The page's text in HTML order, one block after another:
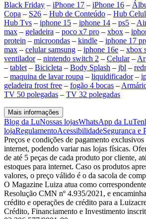
Black Friday – iPhone 17 – iPhone 16 –
Copa – S26 – Hub de Conteúdo – Hub
Hub Tvs – iphone 15 – iphone 14 – ps5 –
max – geladeira – poco x7 pro – xbox –
protein – microondas – kindle – iphone 17
max – celular samsung – iphone 16e – xbox
ventilador– nintendo switch 2 – Celular–
– tablet – Bicicleta – Body Splash – jbl –
– maquina de lavar roupa – liquidificador–
geladeira frost free – fogão 4 bocas –
TV 50 polegadas – TV 32 polegadas
Mais informações
Blog da LuNossas lojasWhatsApp da Lu
lojaRegulamentoAcessibilidadeSegurança e
Preços e condições de pagamento
internet, podendo variar nas lojas físicas.
de até 5 peças de cada produto por cliente,
estoques para internet. Caso os produtos
valores, o preço válido é o da sacola de
O Magazine Luiza atua como
Resolução CMN nº 4.935/2021, e
crédito e operações de crédito para a
Crédito, Financiamento e Investimento